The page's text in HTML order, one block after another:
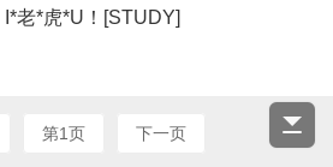
老*虎*U！[STUDY]
第1页 下一页